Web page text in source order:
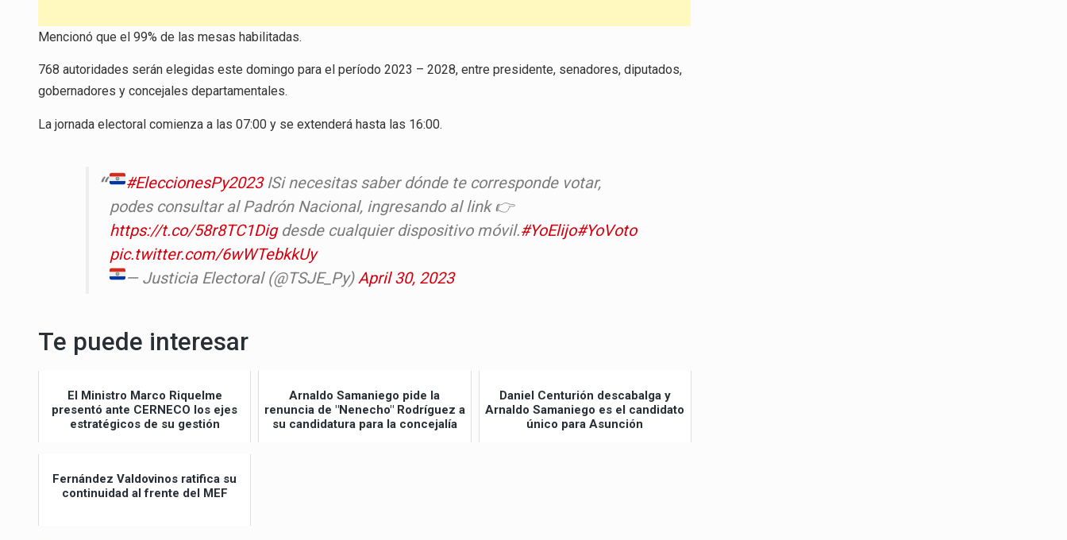
Mencionó que el 99% de las mesas habilitadas.
768 autoridades serán elegidas este domingo para el período 2023 – 2028, entre presidente, senadores, diputados,
gobernadores y concejales departamentales.
La jornada electoral comienza a las 07:00 y se extenderá hasta las 16:00.
#EleccionesPy2023ISi necesitas saber dónde te corresponde votar,
podes consultar al Padrón Nacional, ingresando al link👉
https://t.co/58r8TC1Digdesde cualquier dispositivo móvil.#YoElijo#YoVoto
pic.twitter.com/6wWTebkkUy
— Justicia Electoral (@TSJE_Py) April 30, 2023
Te puede interesar
El Ministro Marco Riquelme
presentó ante CERNECO los ejes
estratégicos de su gestión
Arnaldo Samaniego pide la
renuncia de "Nenecho" Rodríguez a
su candidatura para la concejalía
Daniel Centurión descabalga y
Arnaldo Samaniego es el candidato
único para Asunción
Fernández Valdovinos ratifica su
continuidad al frente del MEF